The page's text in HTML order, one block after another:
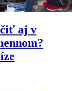
aj v